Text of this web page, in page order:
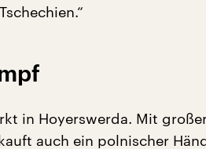
in Hoyerswerda. Mit
auch ein polnischer